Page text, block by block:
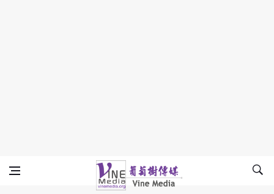
平安
Vine Media
葡萄樹傳媒